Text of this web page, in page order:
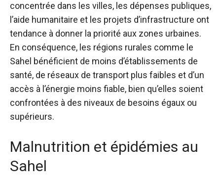
concentrée dans les villes, les dépenses publiques,
l’aide humanitaire et les projets d’infrastructure ont
tendance à donner la priorité aux zones urbaines.
En conséquence, les régions rurales comme le
Sahel bénéficient de moins d’établissements de
santé, de réseaux de transport plus faibles et d’un
accès à l’énergie moins fiable, bien qu’elles soient
confrontées à des niveaux de besoins égaux ou
supérieurs.
Malnutrition et épidémies au
Sahel